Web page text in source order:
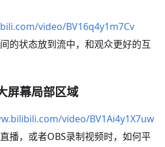
video/BV16q4y1m7Cv
的状态放到流中，和观众更好的互
屏幕局部区域
video/BV1Ai4y1X7uw
播，或者OBS录制视频时，如何平